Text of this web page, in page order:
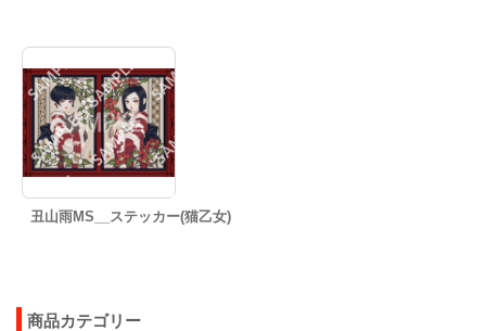
丑山雨MS__ステッカー(猫乙女)
商品カテゴリー